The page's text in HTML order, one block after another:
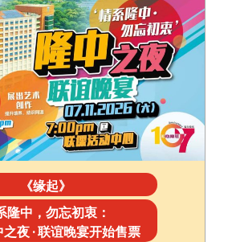
《缘起》
隆中，勿忘初衷：
之夜 · 联谊晚宴开始售票